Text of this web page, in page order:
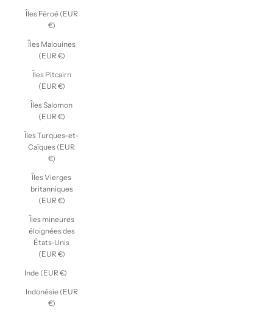
Îles Féroé (EUR
€)
Îles Malouines
(EUR €)
Îles Pitcairn
(EUR €)
Îles Salomon
(EUR €)
Îles Turques-et-
Caïques (EUR
€)
Îles Vierges
britanniques
(EUR €)
Îles mineures
éloignées des
États-Unis
(EUR €)
Inde (EUR €)
Indonésie (EUR
€)